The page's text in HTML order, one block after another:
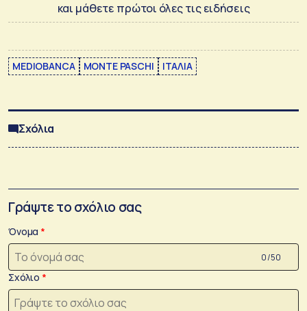
και μάθετε πρώτοι όλες τις ειδήσεις
MEDIOBANCA MONTE PASCHI ΙΤΑΛΙΑ
Σχόλια
Γράψτε το σχόλιο σας
Όνομα
0 /50
Σχόλιο